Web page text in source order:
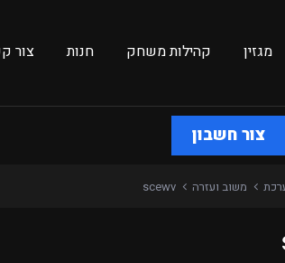
מגזין קהילות משחק חנות צור
צור חשבון
משוב ועזרה scewv